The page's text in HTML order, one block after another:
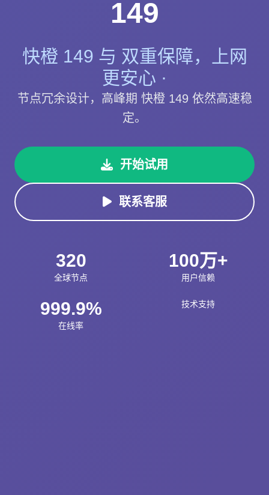
149
快橙 149 与 双重保障，上网
更安心 ·
节点冗余设计，高峰期 快橙 149 依然高速稳
定。
开始试用
联系客服
320
全球节点
100万+
用户信赖
999.9%
在线率
技术支持